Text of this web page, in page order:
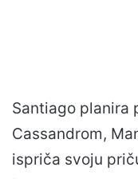
Santiago planira
Cassandrom,
ispriča svoju